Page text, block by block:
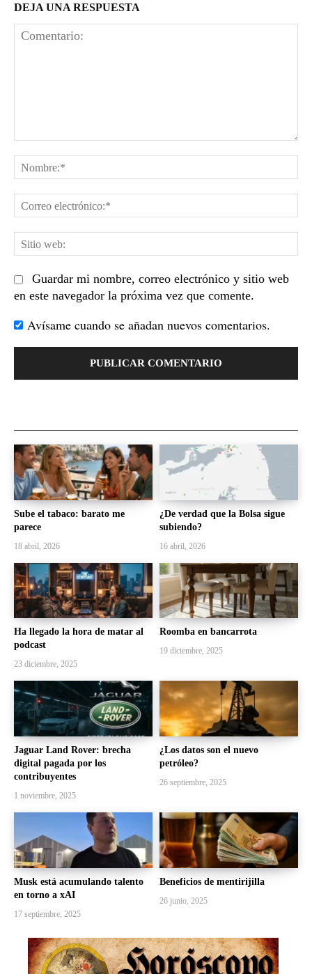
DEJA UNA RESPUESTA
Guardar mi nombre, correo electrónico y sitio web
en este navegador la próxima vez que comente.
Avísame cuando se añadan nuevos comentarios.
Sube el tabaco: barato me
parece
18 abril, 2026
¿De verdad que la Bolsa sigue
subiendo?
16 abril, 2026
Ha llegado la hora de matar al
podcast
23 diciembre, 2025
Roomba en bancarrota
19 diciembre, 2025
Jaguar Land Rover: brecha
digital pagada por los
contribuyentes
1 noviembre, 2025
¿Los datos son el nuevo
petróleo?
26 septiembre, 2025
Musk está acumulando talento
en torno a xAI
17 septiembre, 2025
Beneficios de mentirijilla
26 junio, 2025